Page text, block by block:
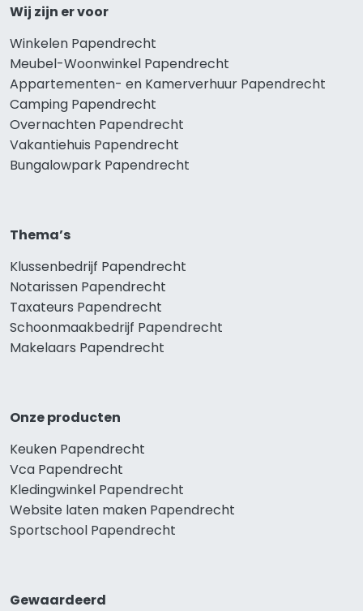
Wij zijn er voor
Winkelen Papendrecht
Meubel-Woonwinkel Papendrecht
Appartementen- en Kamerverhuur Papendrecht
Camping Papendrecht
Overnachten Papendrecht
Vakantiehuis Papendrecht
Bungalowpark Papendrecht
Thema’s
Klussenbedrijf Papendrecht
Notarissen Papendrecht
Taxateurs Papendrecht
Schoonmaakbedrijf Papendrecht
Makelaars Papendrecht
Onze producten
Keuken Papendrecht
Vca Papendrecht
Kledingwinkel Papendrecht
Website laten maken Papendrecht
Sportschool Papendrecht
Gewaardeerd